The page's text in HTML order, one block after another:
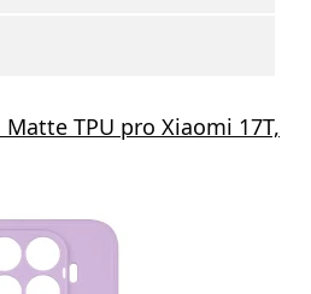
TPU pro Xiaomi 17T,
GaN 1x USB-C 35W